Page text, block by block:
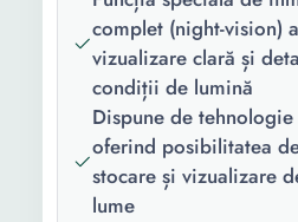
video (px):
Format video:
AVI
Format audio:
MP3
Capacitate
stocare:
128 GB
complet (night-vision)
vizualizare clară și
condiții de lumină
Dispune de tehnologie
oferind posibilitatea
stocare și vizualizare
lume